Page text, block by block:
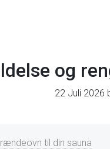
og
22 Juli 2026
til din sauna